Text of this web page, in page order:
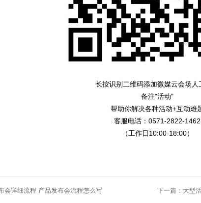
长按识别二维码添加微媒云会场人
备注"活动"
帮助你解决各种活动+互动难
客服电话：0571-2822-1462
（工作日10:00-18:00）
会详细流程 产品发布会流程怎么写 下一篇： 大型